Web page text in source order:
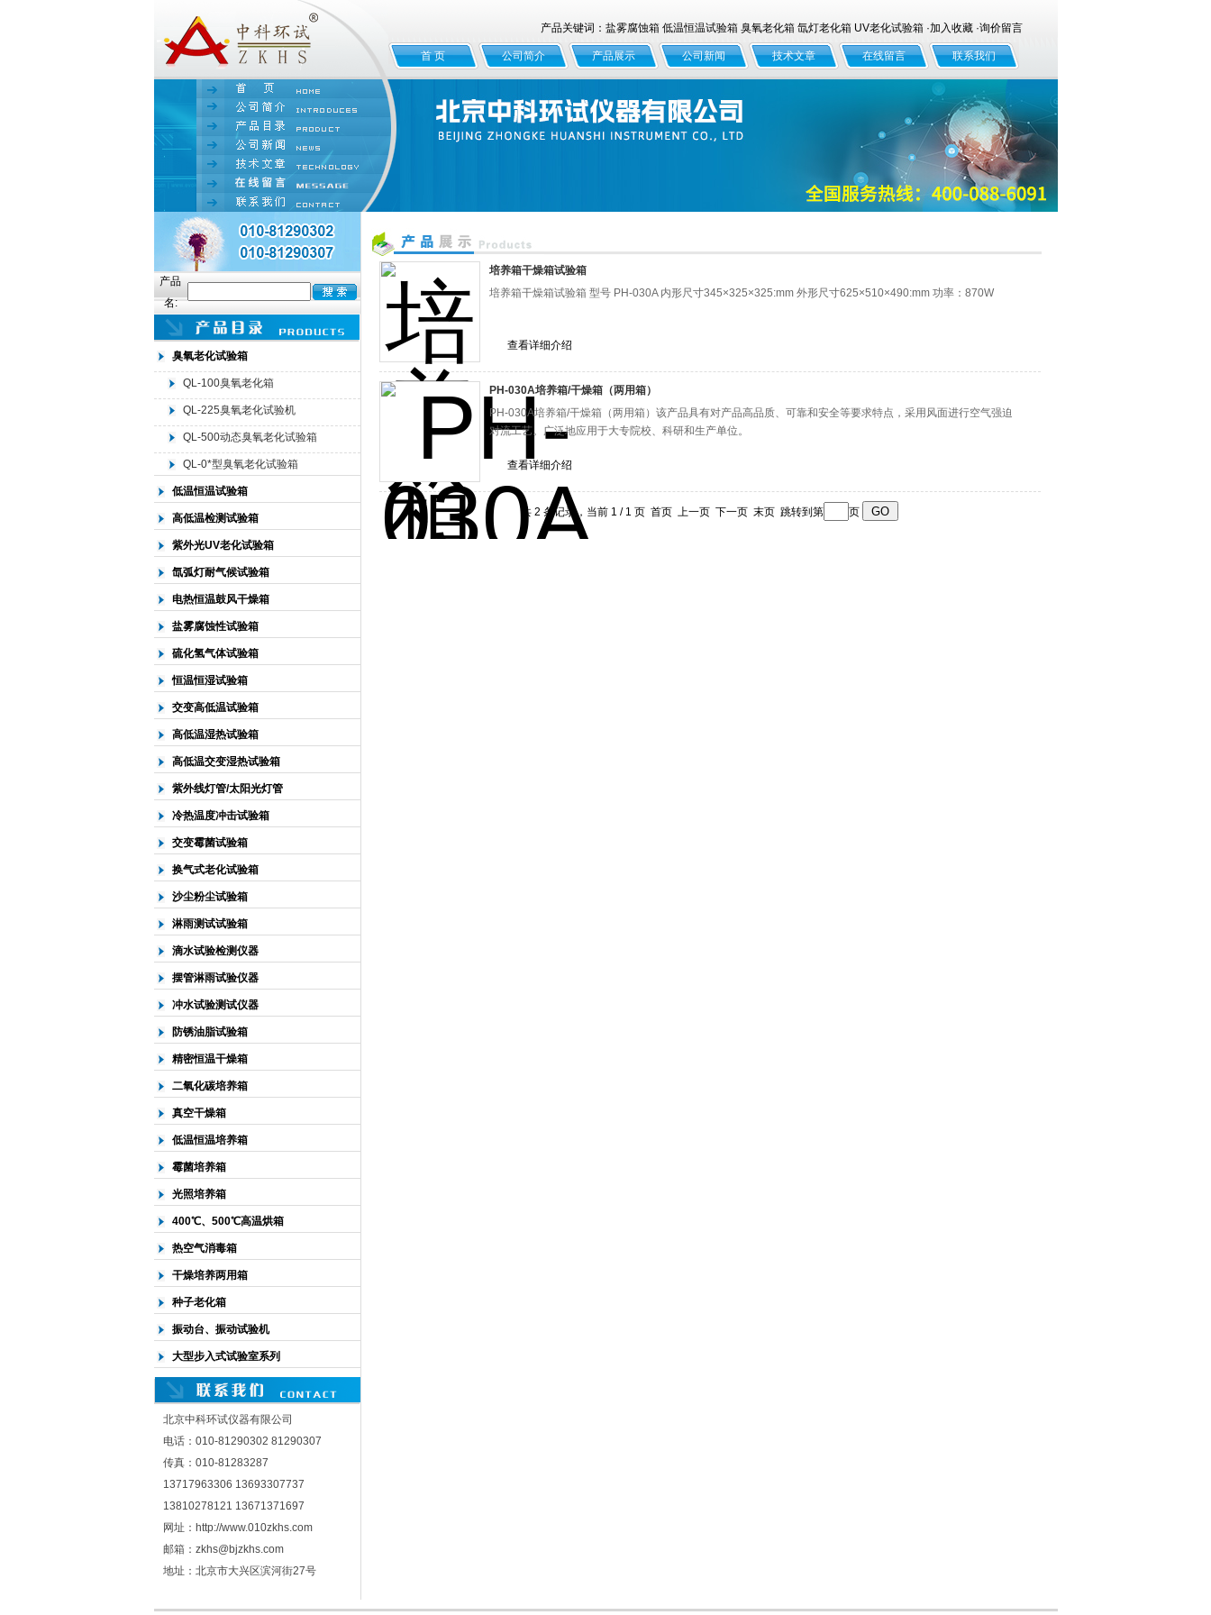
北京中科环试仪器有限公司
产品关键词：盐雾腐蚀箱 低温恒温试验箱 臭氧老化箱 氙灯老化箱 UV老化试验箱 ·加入收藏·询价留言
首 页 公司简介 产品展示 公司新闻 技术文章 在线留言 联系我们
产品
名:
臭氧老化试验箱
QL-100臭氧老化箱
QL-225臭氧老化试验机
QL-500动态臭氧老化试验箱
QL-0*型臭氧老化试验箱
低温恒温试验箱
高低温检测试验箱
紫外光UV老化试验箱
氙弧灯耐气候试验箱
电热恒温鼓风干燥箱
盐雾腐蚀性试验箱
硫化氢气体试验箱
恒温恒湿试验箱
交变高低温试验箱
高低温湿热试验箱
高低温交变湿热试验箱
紫外线灯管/太阳光灯管
冷热温度冲击试验箱
交变霉菌试验箱
换气式老化试验箱
沙尘粉尘试验箱
淋雨测试试验箱
滴水试验检测仪器
摆管淋雨试验仪器
冲水试验测试仪器
防锈油脂试验箱
精密恒温干燥箱
二氧化碳培养箱
真空干燥箱
低温恒温培养箱
霉菌培养箱
光照培养箱
400℃、500℃高温烘箱
热空气消毒箱
干燥培养两用箱
种子老化箱
振动台、振动试验机
大型步入式试验室系列
北京中科环试仪器有限公司
电话：010-81290302 81290307
传真：010-81283287
13717963306 13693307737
13810278121 13671371697
网址：http://www.010zkhs.com
邮箱：zkhs@bjzkhs.com
地址：北京市大兴区滨河街27号
培养箱干燥箱试验箱
培养箱干燥箱试验箱 型号 PH-030A 内形尺寸345×325×325:mm 外形尺寸625×510×490:mm 功率：870W
查看详细介绍
PH-030A培养箱/干燥箱（两用箱）
PH-030A培养箱/干燥箱（两用箱）该产品具有对产品高品质、可靠和安全等要求特点，采用风面进行空气强迫
对流工艺。广泛地应用于大专院校、科研和生产单位。
查看详细介绍
共 2 条记录，当前 1 / 1 页 首页 上一页 下一页 末页 跳转到第 页